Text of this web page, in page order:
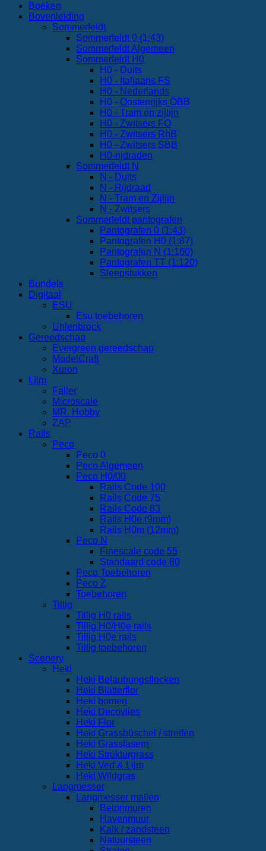
Boeken
Bovenleiding
Sommerfeldt
Sommerfeldt 0 (1:43)
Sommerfeldt Algemeen
Sommerfeldt H0
H0 - Duits
H0 - Italiaans FS
H0 - Nederlands
H0 - Oostenrijks ÖBB
H0 - Tram en zijlijn
H0 - Zwitsers FO
H0 - Zwitsers RhB
H0 - Zwitsers SBB
H0-rijdraden
Sommerfeldt N
N - Duits
N - Rijdraad
N - Tram en Zijlijn
N - Zwitsers
Sommerfeldt pantografen
Pantografen 0 (1:43)
Pantografen H0 (1:87)
Pantografen N (1:160)
Pantografen TT (1:120)
Sleepstukken
Bundels
Digitaal
ESU
Esu toebehoren
Uhlenbrock
Gereedschap
Evergreen gereedschap
ModelCraft
Xuron
Lijm
Faller
Microscale
MR. Hobby
ZAP
Rails
Peco
Peco 0
Peco Algemeen
Peco H0/00
Rails Code 100
Rails Code 75
Rails Code 83
Rails H0e (9mm)
Rails H0m (12mm)
Peco N
Finescale code 55
Standaard code 80
Peco Toebehoren
Peco Z
Toebehoren
Tillig
Tillig H0 rails
Tillig H0/H0e rails
Tillig H0e rails
Tillig toebehoren
Scenery
Heki
Heki Belaubungsflocken
Heki Blätterflor
Heki bomen
Heki Decovlies
Heki Flor
Heki Grassbüschel / streifen
Heki Grassfasern
Heki Strukturgrass
Heki Verf & Lijm
Heki Wildgras
Langmesser
Langmesser mallen
Betonmuren
Havenmuur
Kalk / zandsteen
Natuursteen